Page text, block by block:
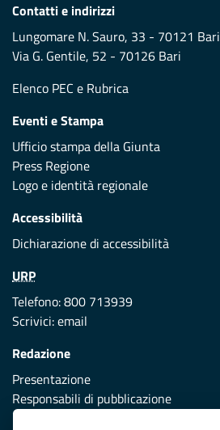
Contatti e indirizzi
Lungomare N. Sauro, 33 - 70121 Bari
Via G. Gentile, 52 - 70126 Bari
Elenco PEC e Rubrica
Eventi e Stampa
Ufficio stampa della Giunta
Press Regione
Logo e identità regionale
Accessibilità
Dichiarazione di accessibilità
URP
Telefono: 800 713939
Scrivici:email
Redazione
Presentazione
Responsabili di pubblicazione